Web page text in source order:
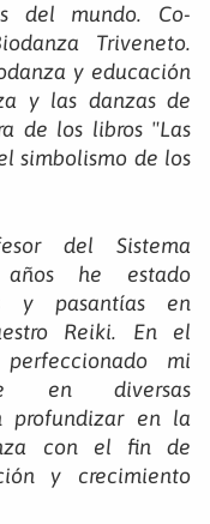
del mundo. Co-
Triveneto.
y educación
y las danzas de
de los libros "Las
simbolismo de los
del Sistema
años he estado
y pasantías en
Reiki. En el
mi
en diversas
profundizar en la
con el fin de
y crecimiento